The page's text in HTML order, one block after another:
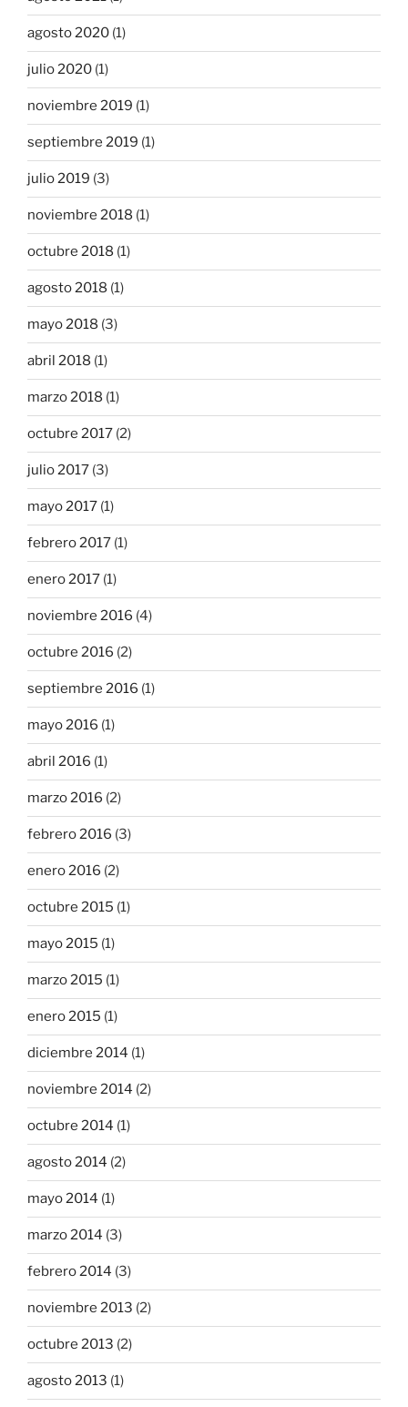
agosto 2020 (1)
julio 2020 (1)
noviembre 2019 (1)
septiembre 2019 (1)
julio 2019 (3)
noviembre 2018 (1)
octubre 2018 (1)
agosto 2018 (1)
mayo 2018 (3)
abril 2018 (1)
marzo 2018 (1)
octubre 2017 (2)
julio 2017 (3)
mayo 2017 (1)
febrero 2017 (1)
enero 2017 (1)
noviembre 2016 (4)
octubre 2016 (2)
septiembre 2016 (1)
mayo 2016 (1)
abril 2016 (1)
marzo 2016 (2)
febrero 2016 (3)
enero 2016 (2)
octubre 2015 (1)
mayo 2015 (1)
marzo 2015 (1)
enero 2015 (1)
diciembre 2014 (1)
noviembre 2014 (2)
octubre 2014 (1)
agosto 2014 (2)
mayo 2014 (1)
marzo 2014 (3)
febrero 2014 (3)
noviembre 2013 (2)
octubre 2013 (2)
agosto 2013 (1)